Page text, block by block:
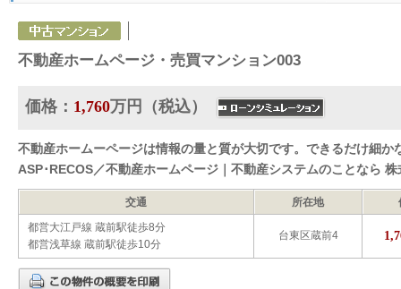
不動産ホームページ・売買マンション003
価格： 1,760万円（税込）
不動産ホームーページは情報の量と質が大切です。できるだけ細
ASP･RECOS／不動産ホームページ｜不動産システムのことなら
交通 所在地
都営大江戸線 蔵前駅徒歩8分
都営浅草線 蔵前駅徒歩10分
台東区蔵前4